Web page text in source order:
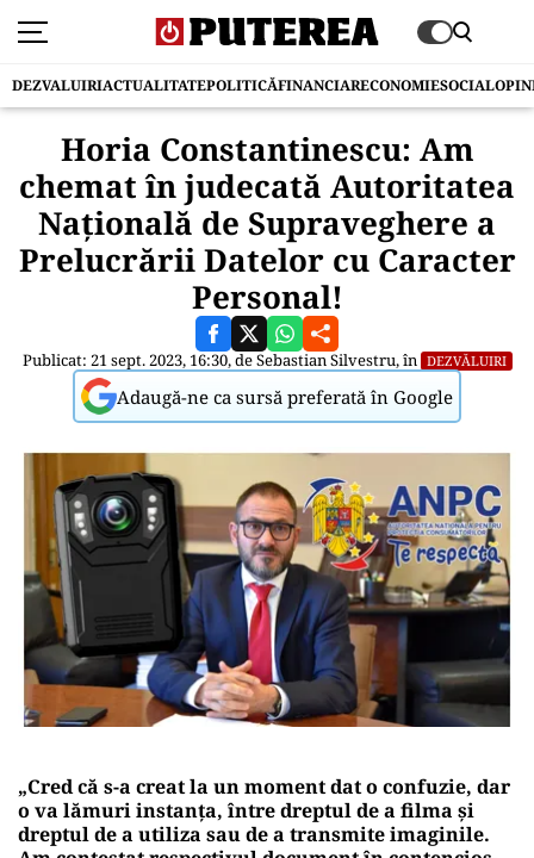
DEZVALUIRIACTUALITATEPOLITICĂFINANCIARECONOMIESOCIAL
Horia Constantinescu: Am
chemat în judecată Autoritatea
Națională de Supraveghere a
Prelucrării Datelor cu Caracter
Personal!
Publicat: 21 sept. 2023, 16:30, deSebastian Silvestru, în DEZVĂLUIRI
Adaugă-ne ca sursă preferată în Google
„Cred că s-a creat la un moment dat o confuzie, dar
o va lămuri instanța, între dreptul de a filma și
dreptul de a utiliza sau de a transmite imaginile.